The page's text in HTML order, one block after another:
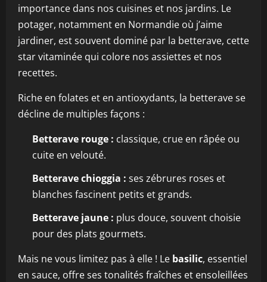
importance dans nos cuisines et nos jardins. Le
potager, notamment en Normandie où j’aime
jardiner, est souvent dominé par la betterave, cette
star vitaminée qui colore nos assiettes et nos
recettes.
Riche en folates et en antioxydants, la betterave se
décline de multiples façons :
Betterave rouge : classique, crue en râpée ou
cuite en velouté.
Betterave chioggia : ses zébrures roses et
blanches fascinent petits et grands.
Betterave jaune : plus douce, souvent choisie
pour des plats gourmets.
Mais ne vous limitez pas à elle ! Le basilic, essentiel
en sauce, offre ses tonalités fraîches et ensoleillées